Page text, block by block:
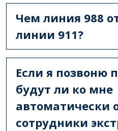
Чем линия 988
линии 911?
Если я позвоню
будут ли ко мне
автоматически
сотрудники